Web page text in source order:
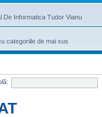
De Informatica Tudor Vianu
categoriile de mai sus